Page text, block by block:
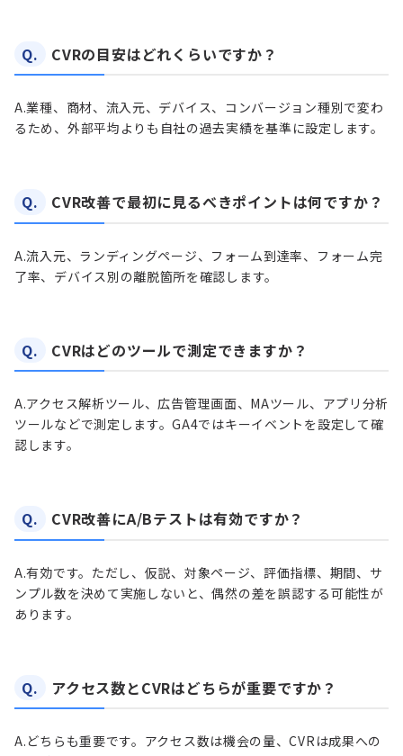
Q. CVRの目安はどれくらいですか？
A.業種、商材、流入元、デバイス、コンバージョン種別で変わ
るため、外部平均よりも自社の過去実績を基準に設定します。
Q. CVR改善で最初に見るべきポイントは何ですか？
A.流入元、ランディングページ、フォーム到達率、フォーム完
了率、デバイス別の離脱箇所を確認します。
Q. CVRはどのツールで測定できますか？
A.アクセス解析ツール、広告管理画面、MAツール、アプリ分析
ツールなどで測定します。GA4ではキーイベントを設定して確
認します。
Q. CVR改善にA/Bテストは有効ですか？
A.有効です。ただし、仮説、対象ページ、評価指標、期間、サ
ンプル数を決めて実施しないと、偶然の差を誤認する可能性が
あります。
Q. アクセス数とCVRはどちらが重要ですか？
A.どちらも重要です。アクセス数は機会の量、CVRは成果への